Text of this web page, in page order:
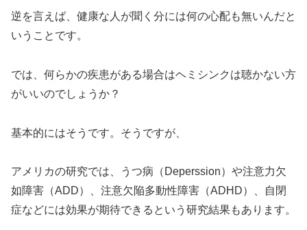
逆を言えば、健康な人が聞く分には何の心配も無いんだと
いうことです。
では、何らかの疾患がある場合はヘミシンクは聴かない方
がいいのでしょうか？
基本的にはそうです。そうですが、
アメリカの研究では、うつ病（Deperssion）や注意力欠
如障害（ADD）、注意欠陥多動性障害（ADHD）、自閉
症などには効果が期待できるという研究結果もあります。